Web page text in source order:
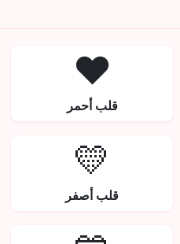
❤️
قلب أحمر
💛
قلب أصفر